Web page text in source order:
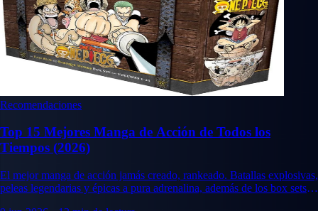
Recomendaciones
Top 15 Mejores Manga de Acción de Todos los
Tiempos (2026)
El mejor manga de acción jamás creado, rankeado. Batallas explosivas,
peleas legendarias y épicas a pura adrenalina, además de los box sets